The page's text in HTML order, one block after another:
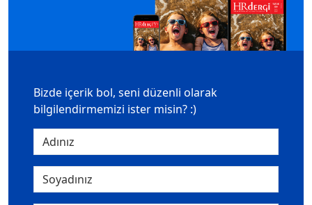
Bizde içerik bol, seni düzenli olarak
bilgilendirmemizi ister misin? :)